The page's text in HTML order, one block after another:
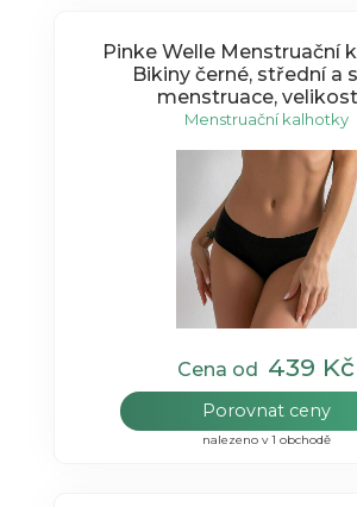
Pinke Welle Menstruační
Bikiny černé, střední a
menstruace,
Menstruační kalhotky
Cena od 439 Kč
Porovnat ceny
nalezeno v 1 obchodě